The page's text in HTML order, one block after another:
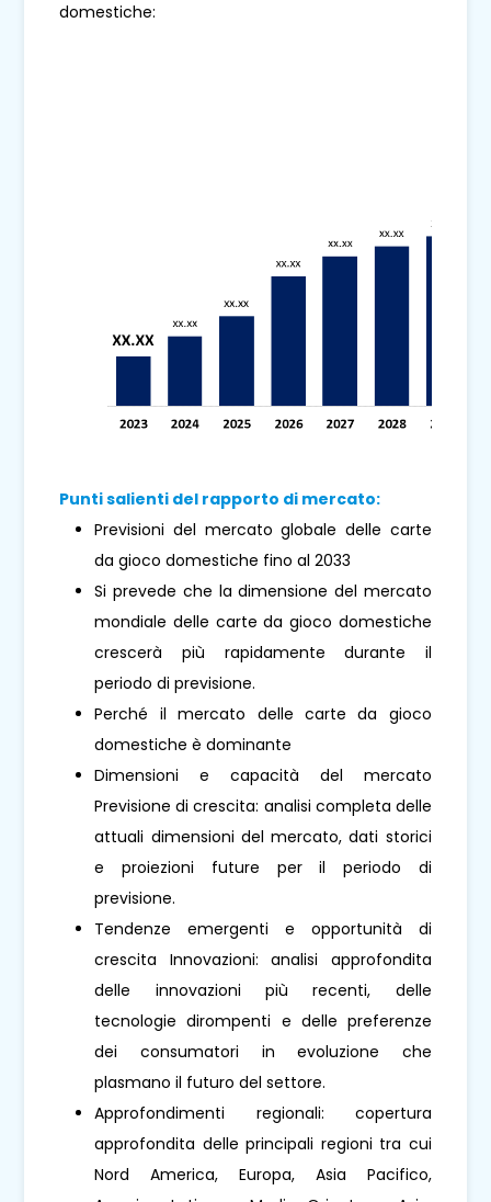
domestiche:
Punti salienti del rapporto di mercato:
Previsioni del mercato globale delle carte
da gioco domestiche fino al 2033
Si prevede che la dimensione del mercato
mondiale delle carte da gioco domestiche
crescerà più rapidamente durante il
periodo di previsione.
Perché il mercato delle carte da gioco
domestiche è dominante
Dimensioni e capacità del mercato
Previsione di crescita: analisi completa delle
attuali dimensioni del mercato, dati storici
e proiezioni future per il periodo di
previsione.
Tendenze emergenti e opportunità di
crescita Innovazioni: analisi approfondita
delle innovazioni più recenti, delle
tecnologie dirompenti e delle preferenze
dei consumatori in evoluzione che
plasmano il futuro del settore.
Approfondimenti regionali: copertura
approfondita delle principali regioni tra cui
Nord America, Europa, Asia Pacifico,